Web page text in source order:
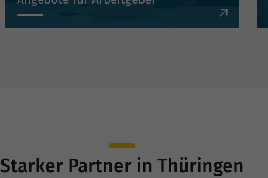
Starker Partner in Thüringen